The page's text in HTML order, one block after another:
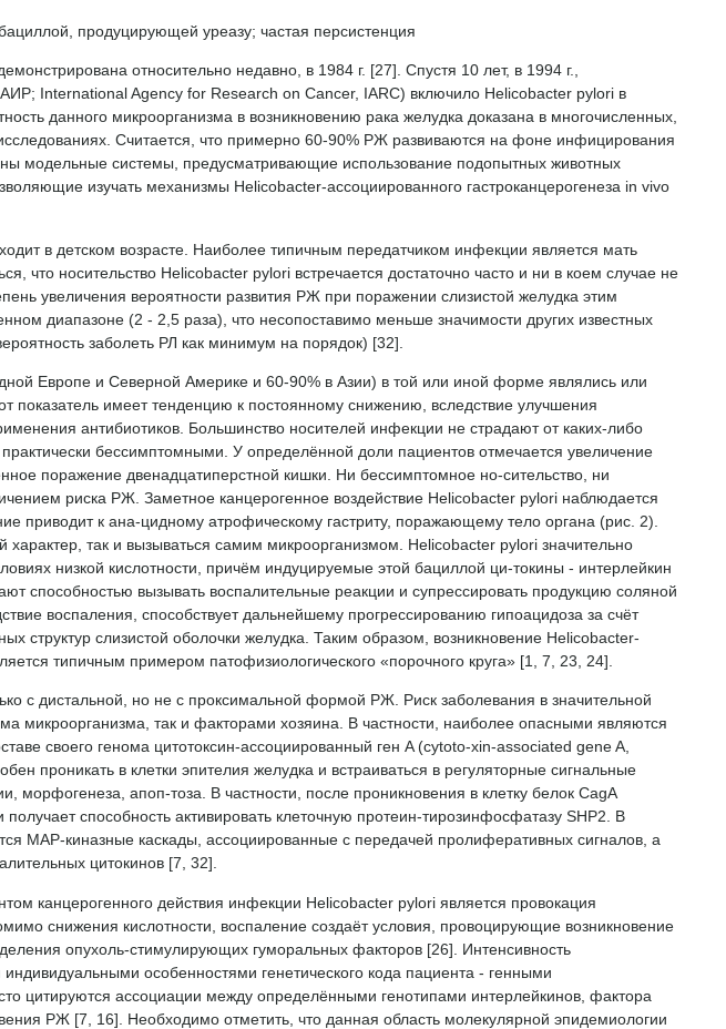
продуцирующей уреазу; частая персистенция
относительно недавно, в 1984 г. [27]. Спустя 10 лет, в 1994 г.,
International Agency for Research on Cancer, IARC) включило Helicobacter pylori в
данного микроорганизма в возникновению рака желудка доказана в многочисленных,
Считается, что примерно 60-90% РЖ развиваются на фоне инфицирования
модельные системы, предусматривающие использование подопытных животных
изучать механизмы Helicobacter-ассоциированного гастроканцерогенеза in vivo
в детском возрасте. Наиболее типичным передатчиком инфекции является мать
что носительство Helicobacter pylori встречается достаточно часто и ни в коем случае не
увеличения вероятности развития РЖ при поражении слизистой желудка этим
диапазоне (2 - 2,5 раза), что несопоставимо меньше значимости других известных
заболеть РЛ как минимум на порядок) [32].
Европе и Северной Америке и 60-90% в Азии) в той или иной форме являлись или
показатель имеет тенденцию к постоянному снижению, вследствие улучшения
антибиотиков. Большинство носителей инфекции не страдают от каких-либо
бессимптомными. У определённой доли пациентов отмечается увеличение
поражение двенадцатиперстной кишки. Ни бессимптомное но-сительство, ни
риска РЖ. Заметное канцерогенное воздействие Helicobacter pylori наблюдается
приводит к ана-цидному атрофическому гастриту, поражающему тело органа (рис. 2).
характер, так и вызываться самим микроорганизмом. Helicobacter pylori значительно
низкой кислотности, причём индуцируемые этой бациллой ци-токины - интерлейкин
способностью вызывать воспалительные реакции и супрессировать продукцию соляной
воспаления, способствует дальнейшему прогрессированию гипоацидоза за счёт
структур слизистой оболочки желудка. Таким образом, возникновение Helicobacter-
типичным примером патофизиологического «порочного круга» [1, 7, 23, 24].
с дистальной, но не с проксимальной формой РЖ. Риск заболевания в значительной
микроорганизма, так и факторами хозяина. В частности, наиболее опасными являются
своего генома цитотоксин-ассоциированный ген A (cytoto-xin-associated gene A,
проникать в клетки эпителия желудка и встраиваться в регуляторные сигнальные
морфогенеза, апоп-тоза. В частности, после проникновения в клетку белок CagA
способность активировать клеточную протеин-тирозинфосфатазу SHP2. В
MAP-киназные каскады, ассоциированные с передачей пролиферативных сигналов, а
цитокинов [7, 32].
канцерогенного действия инфекции Helicobacter pylori является провокация
снижения кислотности, воспаление создаёт условия, провоцирующие возникновение
опухоль-стимулирующих гуморальных факторов [26]. Интенсивность
особенностями генетического кода пациента - генными
цитируются ассоциации между определёнными генотипами интерлейкинов, фактора
РЖ [7, 16]. Необходимо отметить, что данная область молекулярной эпидемиологии